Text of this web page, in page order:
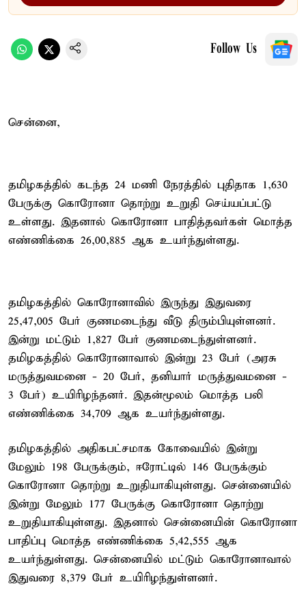
Follow Us
சென்னை,
தமிழகத்தில் கடந்த 24 மணி நேரத்தில் புதிதாக 1,630
பேருக்கு கொரோனா தொற்று உறுதி செய்யப்பட்டு
உள்ளது. இதனால் கொரோனா பாதித்தவர்கள் மொத்த
எண்ணிக்கை 26,00,885 ஆக உயர்ந்துள்ளது.
தமிழகத்தில் கொரோனாவில் இருந்து இதுவரை
25,47,005 பேர் குணமடைந்து வீடு திரும்பியுள்ளனர்.
இன்று மட்டும் 1,827 பேர் குணமடைந்துள்ளனர்.
தமிழகத்தில் கொரோனாவால் இன்று 23 பேர் (அரசு
மருத்துவமனை - 20 பேர், தனியார் மருத்துவமனை -
3 பேர்) உயிரிழந்தனர். இதன்மூலம் மொத்த பலி
எண்ணிக்கை 34,709 ஆக உயர்ந்துள்ளது.
தமிழகத்தில் அதிகபட்சமாக கோவையில் இன்று
மேலும் 198 பேருக்கும், ஈரோட்டில் 146 பேருக்கும்
கொரோனா தொற்று உறுதியாகியுள்ளது. சென்னையில்
இன்று மேலும் 177 பேருக்கு கொரோனா தொற்று
உறுதியாகியுள்ளது. இதனால் சென்னையின் கொரோனா
பாதிப்பு மொத்த எண்ணிக்கை 5,42,555 ஆக
உயர்ந்துள்ளது. சென்னையில் மட்டும் கொரோனாவால்
இதுவரை 8,379 பேர் உயிரிழந்துள்ளனர்.